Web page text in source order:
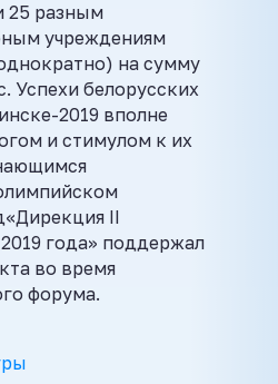
25 разным
учреждениям
на сумму
Успехи белорусских
2019 вполне
и стимулом к их
II
года» поддержал
во время
форума.